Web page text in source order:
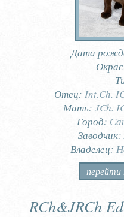
Дата
Отец: Int.Ch.
Мать: JCh.
Город:
Заводчик:
Владелец:
перейти
RCh&JRCh